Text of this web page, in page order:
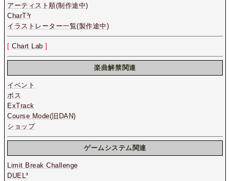
アーティスト順(制作途中)
CharT³r
イラストレーター一覧(製作途中)
[Chart Lab ]
楽曲解禁関連
イベント
ボス
ExTrack
Course Mode(旧DAN)
ショップ
ゲームシステム関連
Limit Break Challenge
DUEL³